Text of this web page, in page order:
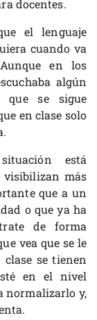
docentes.
el lenguaje
cuando va
en los
algún
que se sigue
en clase solo
está
visibilizan más
que a un
o que ya ha
de forma
vea que se le
se tienen
en el nivel
normalizarlo y,